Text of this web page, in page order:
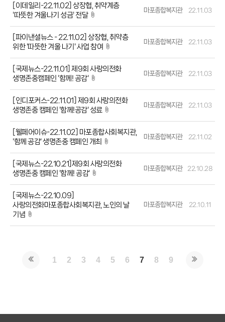
[이데일리-22.11.02] 상장협, 취약계층
'따뜻한 겨울나기 성금' 전달
마포종합복지관 22.11.03
[파이낸셜뉴스 - 22.11.02] 상장협, 취약층
위한 '따뜻한 겨울 나기' 사업 참여
마포종합복지관 22.11.03
[국제뉴스-22.11.01] 제9회 사랑의전화
생명존중캠페인 '함께! 공감'
마포종합복지관 22.11.03
[인디포커스-22.11.01] 제9회 사랑의전화
생명존중 캠페인 '함께!공감' 성료
마포종합복지관 22.11.03
[웰페어이슈-22.11.02] 마포종합사회복지관,
'함께 공감' 생명존중 캠페인 개최
마포종합복지관 22.11.02
[국제뉴스-22.10.21]제9회 사랑의전화
생명존중 캠페인 '함께! 공감'
마포종합복지관 22.10.28
[국제뉴스-22.10.09]
사랑의전화마포종합사회복지관, 노인의 날
기념
마포종합복지관 22.10.11
1 2 3 4 5 6 7 8 9